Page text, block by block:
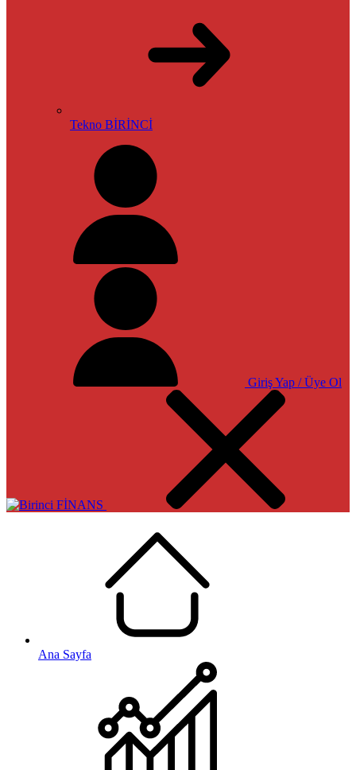
Tekno BİRİNCİ
Giriş Yap / Üye Ol
Ana Sayfa